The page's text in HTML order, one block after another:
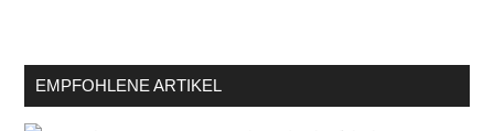
EMPFOHLENE ARTIKEL